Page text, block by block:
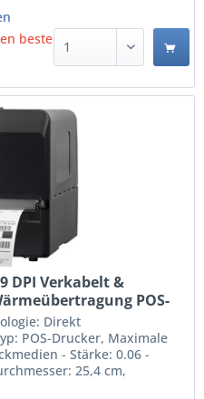
bestellt werden.
DPI Verkabelt &
POS-
Direkt
POS-Drucker, Maximale
- Stärke: 0.06 -
25,4 cm,